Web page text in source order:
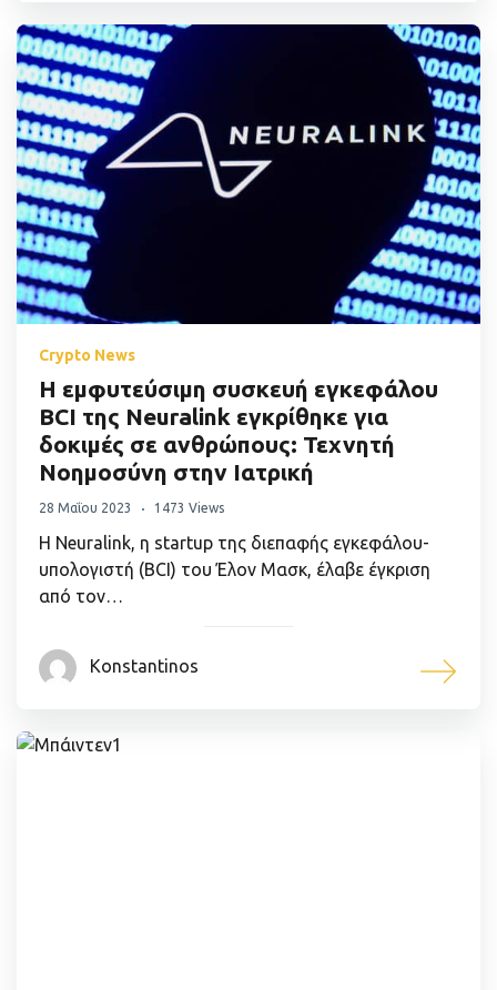
Crypto News
Η εμφυτεύσιμη συσκευή εγκεφάλου
BCI της Neuralink εγκρίθηκε για
δοκιμές σε ανθρώπους: Τεχνητή
Νοημοσύνη στην Ιατρική
28 Μαΐου 2023 1473 Views
Η Neuralink, η startup της διεπαφής εγκεφάλου-
υπολογιστή (BCI) του Έλον Μασκ, έλαβε έγκριση
από τον…
Konstantinos